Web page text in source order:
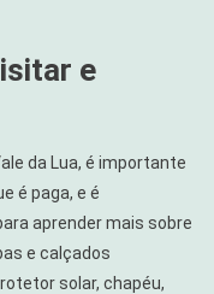
e
da Lua, é importante
é paga, e é
aprender mais sobre
e calçados
solar, chapéu,